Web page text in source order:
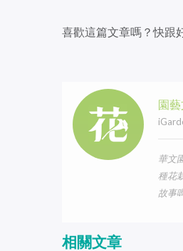
喜歡這篇文章嗎？快跟
園
華文
種花
故事
相關文章